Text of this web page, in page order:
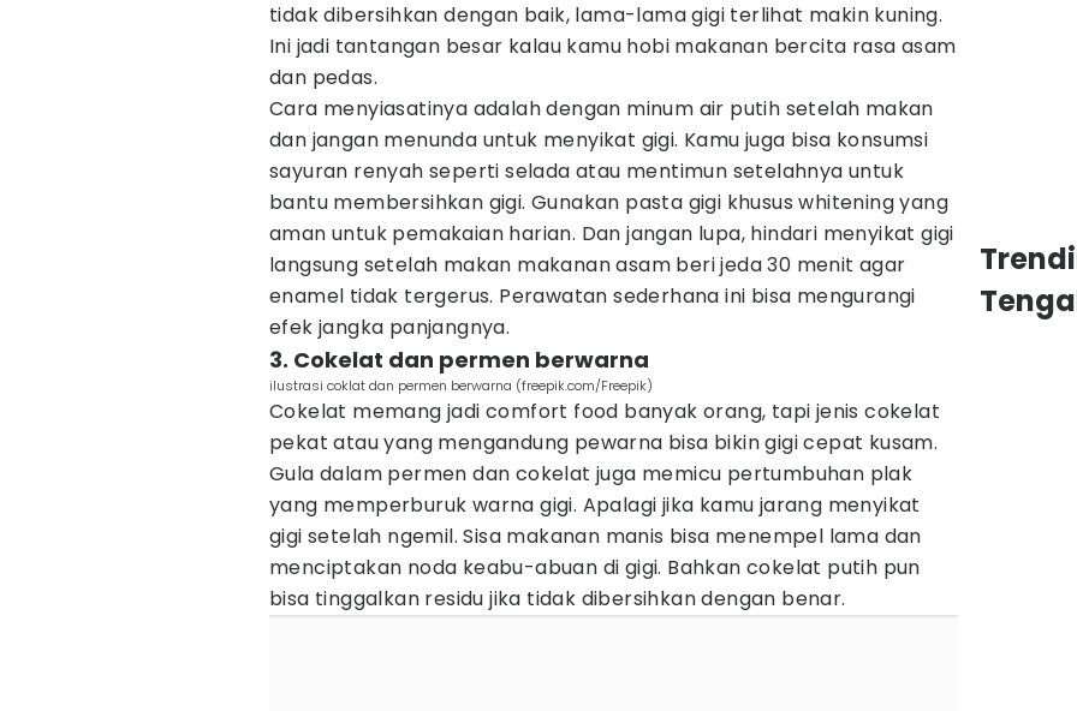
tidak dibersihkan dengan baik, lama-lama gigi terlihat makin kuning.
Ini jadi tantangan besar kalau kamu hobi makanan bercita rasa asam
dan pedas.
Cara menyiasatinya adalah dengan minum air putih setelah makan
dan jangan menunda untuk menyikat gigi. Kamu juga bisa konsumsi
sayuran renyah seperti selada atau mentimun setelahnya untuk
bantu membersihkan gigi. Gunakan pasta gigi khusus whitening yang
aman untuk pemakaian harian. Dan jangan lupa, hindari menyikat gigi
langsung setelah makan makanan asam beri jeda 30 menit agar
enamel tidak tergerus. Perawatan sederhana ini bisa mengurangi
efek jangka panjangnya.
3. Cokelat dan permen berwarna
ilustrasi coklat dan permen berwarna (freepik.com/Freepik)
Cokelat memang jadi comfort food banyak orang, tapi jenis cokelat
pekat atau yang mengandung pewarna bisa bikin gigi cepat kusam.
Gula dalam permen dan cokelat juga memicu pertumbuhan plak
yang memperburuk warna gigi. Apalagi jika kamu jarang menyikat
gigi setelah ngemil. Sisa makanan manis bisa menempel lama dan
menciptakan noda keabu-abuan di gigi. Bahkan cokelat putih pun
bisa tinggalkan residu jika tidak dibersihkan dengan benar.